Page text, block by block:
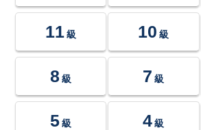
11 級 10 級
8 級 7 級
5 級 4 級